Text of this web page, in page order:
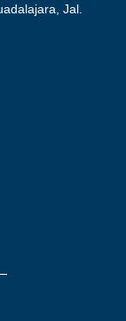
Jal.